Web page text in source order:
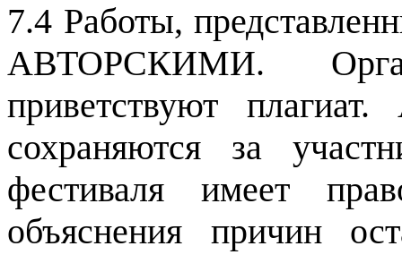
7.4 Работы,
АВТОРСКИМИ.
приветствуют
сохраняются за
фестиваля имеет
объяснения причин